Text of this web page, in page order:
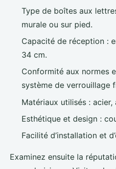
Type de boîtes aux
murale ou sur pied.
Capacité de réception :
34 cm.
Conformité aux normes
système de verrouillage
Matériaux utilisés : acier,
Esthétique et design :
Facilité d’installation et
Examinez ensuite la